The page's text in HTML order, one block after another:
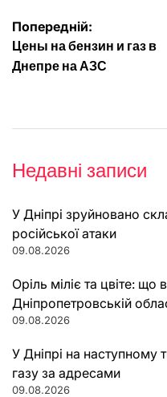
Навігація
записів
Попередній:
Цены на бензин и газ в
Днепре на АЗС
Недавні записи
У Дніпрі зруйновано
російської атаки
09.08.2026
Оріль міліє та цвіте: що
Дніпропетровській
09.08.2026
У Дніпрі на наступному
газу за адресами
09.08.2026